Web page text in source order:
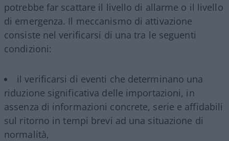
potrebbe far scattare il livello di allarme o il livello
di emergenza. Il meccanismo di attivazione
consiste nel verificarsi di una tra le seguenti
condizioni:
il verificarsi di eventi che determinano una
riduzione significativa delle importazioni, in
assenza di informazioni concrete, serie e affidabili
sul ritorno in tempi brevi ad una situazione di
normalità,